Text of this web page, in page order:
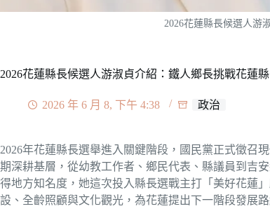
2026花蓮縣長候選人游
2026花蓮縣長候選人游淑貞介紹：鐵人鄉長挑戰花蓮
2026 年 6 月 8, 下午 4:38 政治
2026年花蓮縣長選舉進入關鍵階段，國民黨正式徵召
期深耕基層，從幼教工作者、鄉民代表、縣議員到吉
得地方知名度，她這次投入縣長選戰主打「美好花蓮
設、全齡照顧與文化觀光，為花蓮提出下一階段發展路